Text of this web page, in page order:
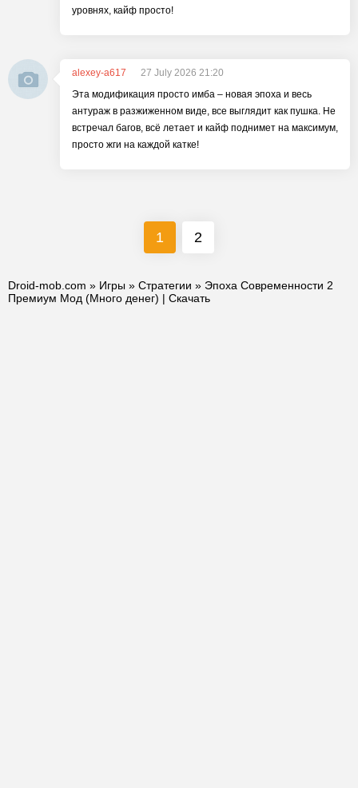
уровнях, кайф просто!
alexey-a617
27 July 2026 21:20
Эта модификация просто имба – новая эпоха и весь
антураж в разжиженном виде, все выглядит как пушка. Не
встречал багов, всё летает и кайф поднимет на максимум,
просто жги на каждой катке!
1 2
Droid-mob.com » Игры » Стратегии » Эпоха Современности 2
Премиум Мод (Много денег) | Скачать